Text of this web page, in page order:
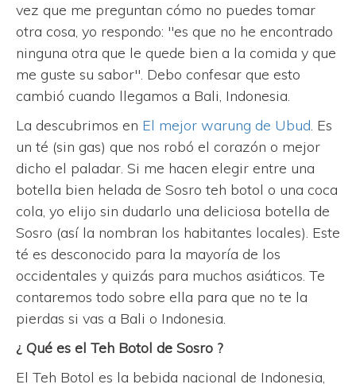
vez que me preguntan cómo no puedes tomar
otra cosa, yo respondo: "es que no he encontrado
ninguna otra que le quede bien a la comida y que
me guste su sabor". Debo confesar que esto
cambió cuando llegamos a Bali, Indonesia.
La descubrimos en El mejor warung de Ubud. Es
un té (sin gas) que nos robó el corazón o mejor
dicho el paladar. Si me hacen elegir entre una
botella bien helada de Sosro teh botol o una coca
cola, yo elijo sin dudarlo una deliciosa botella de
Sosro (así la nombran los habitantes locales). Este
té es desconocido para la mayoría de los
occidentales y quizás para muchos asiáticos. Te
contaremos todo sobre ella para que no te la
pierdas si vas a Bali o Indonesia.
¿ Qué es el Teh Botol de Sosro ?
El Teh Botol es la bebida nacional de Indonesia,